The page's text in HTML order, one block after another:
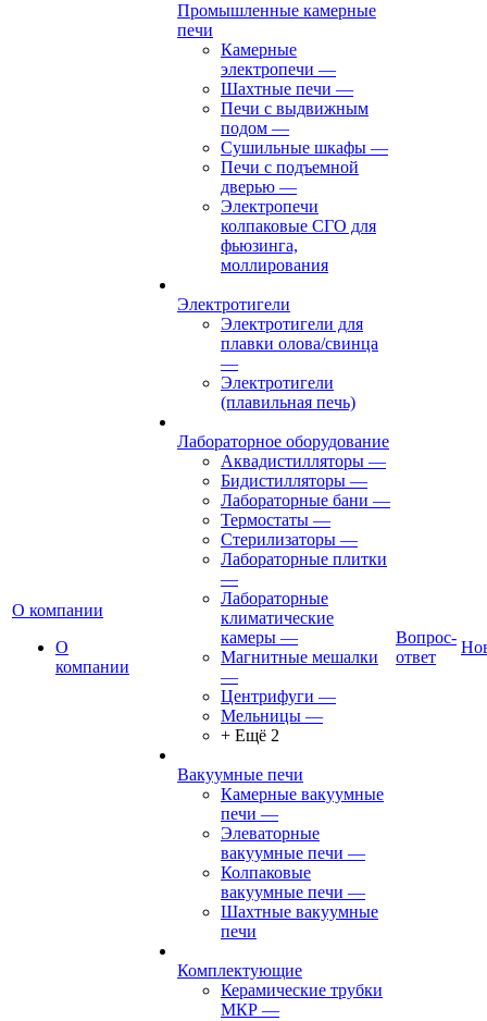
О компании
О
компании
Промышленные камерные
печи
Камерные
электропечи —
Шахтные печи —
Печи с выдвижным
подом —
Сушильные шкафы —
Печи с подъемной
дверью —
Электропечи
колпаковые СГО для
фьюзинга,
моллирования
Электротигели
Электротигели для
плавки олова/свинца
—
Электротигели
(плавильная печь)
Лабораторное оборудование
Аквадистилляторы —
Бидистилляторы —
Лабораторные бани —
Термостаты —
Стерилизаторы —
Лабораторные плитки
—
Лабораторные
климатические
камеры —
Магнитные мешалки
—
Центрифуги —
Мельницы —
+ Ещё 2
Вакуумные печи
Камерные вакуумные
печи —
Элеваторные
вакуумные печи —
Колпаковые
вакуумные печи —
Шахтные вакуумные
печи
Комплектующие
Керамические трубки
МКР —
Вопрос-
ответ